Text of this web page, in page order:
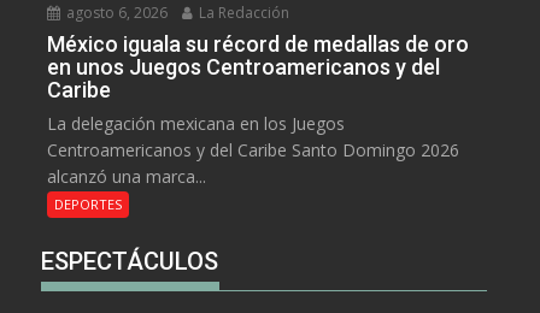
agosto 6, 2026 La Redacción
México iguala su récord de medallas de oro
en unos Juegos Centroamericanos y del
Caribe
La delegación mexicana en los Juegos
Centroamericanos y del Caribe Santo Domingo 2026
alcanzó una marca...
DEPORTES
ESPECTÁCULOS